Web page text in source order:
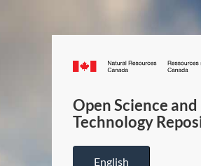
Canada.ca
Open Science and
Technology
English